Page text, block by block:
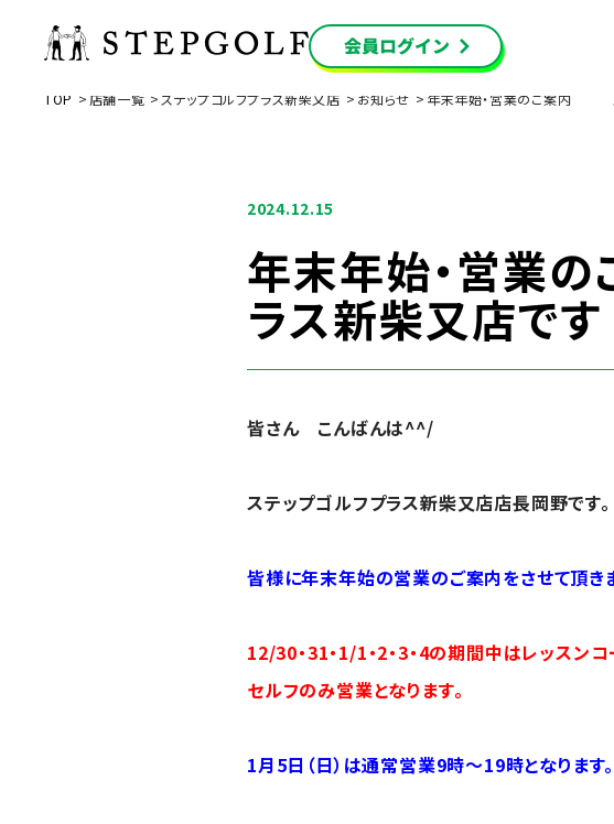
TOP 店舗一覧 ステップゴルフプラス新柴又店 お知らせ 年末年始・営業のご案内 ス
2024.12.15
年末年始・営
ラス新柴又店です
皆さん こんばんは^^/
ステップゴルフプラス新柴又店店長岡野です。
皆様に年末年始の営業のご案内をさせて頂き
12/30・31・1/1・2・3・4の期間中はレッスン
セルフのみ営業となります。
1月5日（日）は通常営業9時～19時となります。